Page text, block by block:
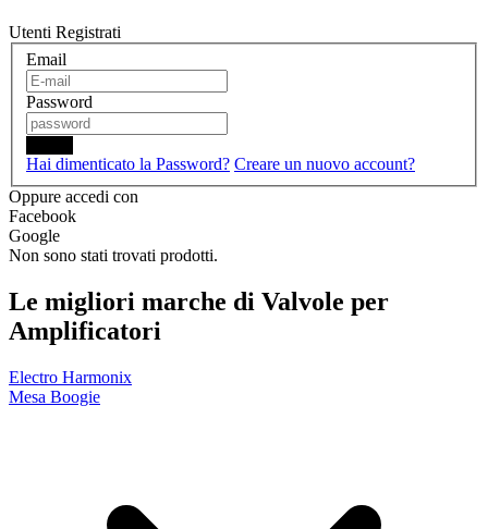
Utenti Registrati
Email
Password
Hai dimenticato la Password? Creare un nuovo account?
Oppure accedi con
Facebook
Google
Non sono stati trovati prodotti.
Le migliori marche di Valvole per
Amplificatori
Electro Harmonix
Mesa Boogie